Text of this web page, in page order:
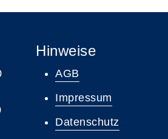
Hinweise
AGB
Impressum
Datenschutz